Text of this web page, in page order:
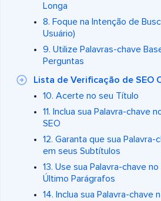
Longa
8. Foque na Intenção de
Usuário)
9. Utilize Palavras-chave
Perguntas
Lista de Verificação de SEO
10. Acerte no seu Título
11. Inclua sua Palavra-chave
SEO
12. Garanta que sua Palavra-
em seus Subtítulos
13. Use sua Palavra-chave
Último Parágrafos
14. Inclua sua Palavra-chave